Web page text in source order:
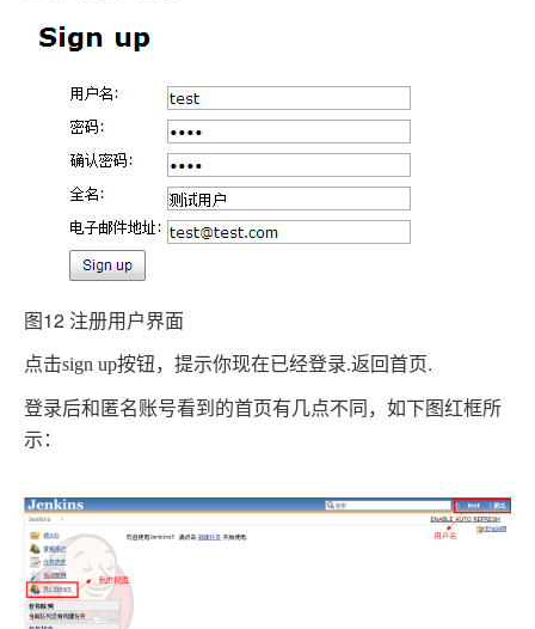
图12 注册用户界面
点击sign up按钮，提示你现在已经登录.返回首页.
登录后和匿名账号看到的首页有几点不同，如下图红框所
示：